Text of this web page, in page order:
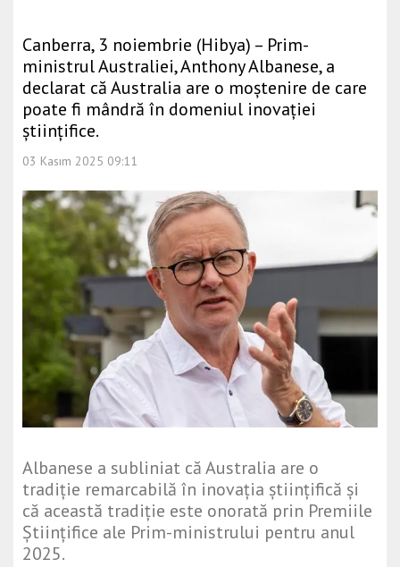
Canberra, 3 noiembrie (Hibya) – Prim-
ministrul Australiei, Anthony Albanese, a
declarat că Australia are o moștenire de care
poate fi mândră în domeniul inovației
științifice.
03 Kasım 2025 09:11
Albanese a subliniat că Australia are o
tradiție remarcabilă în inovația științifică și
că această tradiție este onorată prin Premiile
Științifice ale Prim-ministrului pentru anul
2025.